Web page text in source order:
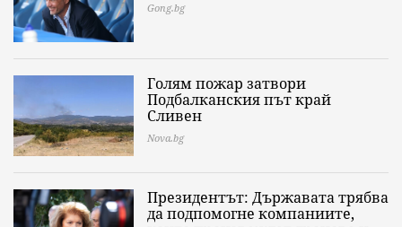
Gong.bg
Голям пожар затвори
Подбалканския път край
Сливен
Nova.bg
Президентът: Държавата трябва
да подпомогне компаниите,